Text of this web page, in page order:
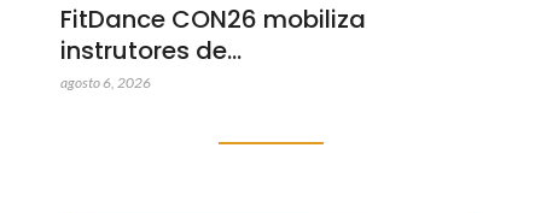
FitDance CON26 mobiliza
instrutores de…
agosto 6, 2026